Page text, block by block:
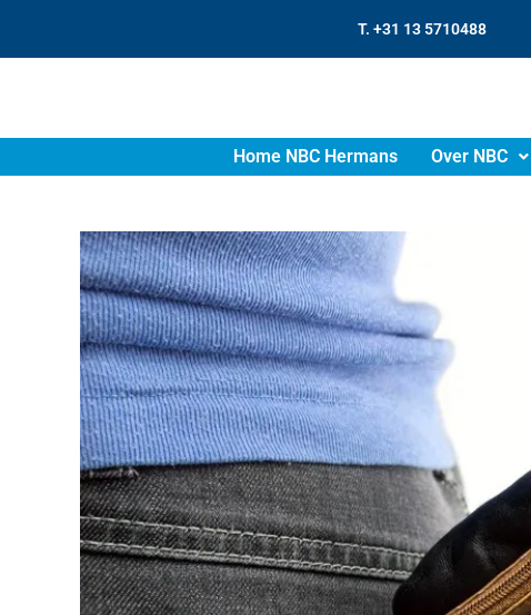
T. +31 13 5710488
Home NBC Hermans Over NBC